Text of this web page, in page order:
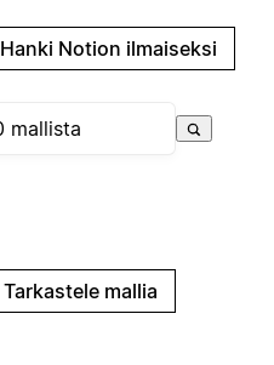
Hanki Notion ilmaiseksi
Tarkastele mallia